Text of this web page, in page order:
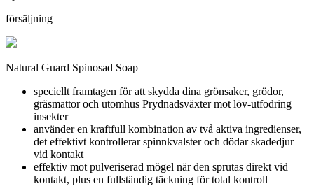
försäljning
Natural Guard Spinosad Soap
speciellt framtagen för att skydda dina grönsaker, grödor,
gräsmattor och utomhus Prydnadsväxter mot löv-utfodring
insekter
använder en kraftfull kombination av två aktiva ingredienser,
det effektivt kontrollerar spinnkvalster och dödar skadedjur
vid kontakt
effektiv mot pulveriserad mögel när den sprutas direkt vid
kontakt, plus en fullständig täckning för total kontroll